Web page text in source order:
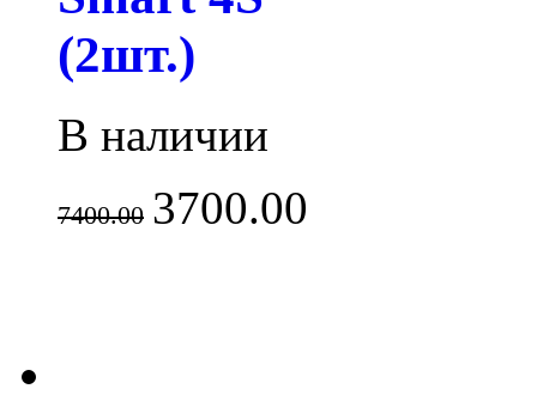
(2шт.)
В наличии
7400.00 3700.00